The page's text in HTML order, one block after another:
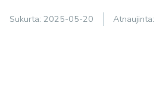
Sukurta: 2025-05-20 Atnaujinta: